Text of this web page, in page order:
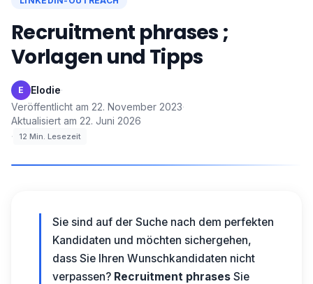
Recruitment phrases ;
Vorlagen und Tipps
E Elodie·
Veröffentlicht am 22. November 2023·
Aktualisiert am 22. Juni 2026
·
12 Min. Lesezeit
Sie sind auf der Suche nach dem perfekten
Kandidaten und möchten sichergehen,
dass Sie Ihren Wunschkandidaten nicht
verpassen? Recruitment phrases Sie